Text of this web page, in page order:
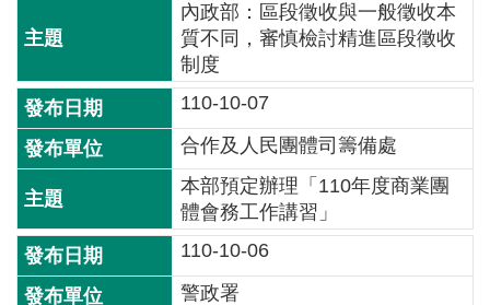
網
導
覽
民
意
信
箱
雙
內政部：區段徵收與一般徵收本
質不同，審慎檢討精進區段徵收
制度
110-10-07
合作及人民團體司籌備處
本部預定辦理「110年度商業團
體會務工作講習」
110-10-06
警政署